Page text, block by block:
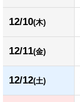
12/10(木)
12/11(金)
12/12(土)